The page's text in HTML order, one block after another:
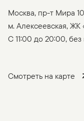
Москва, пр-т Мира
м. Алексеевская, ЖК
C 11:00 до 20:00,
Смотреть на карте